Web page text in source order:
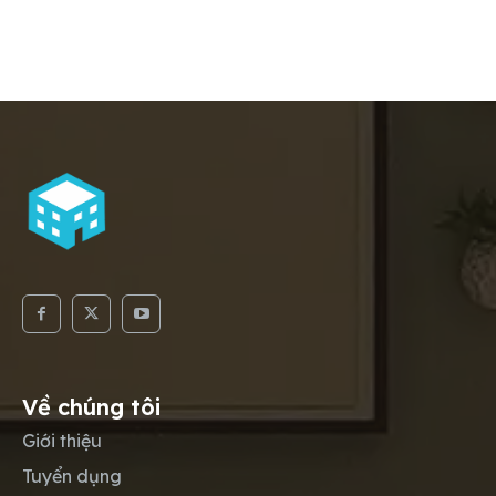
Về chúng tôi
Giới thiệu
Tuyển dụng